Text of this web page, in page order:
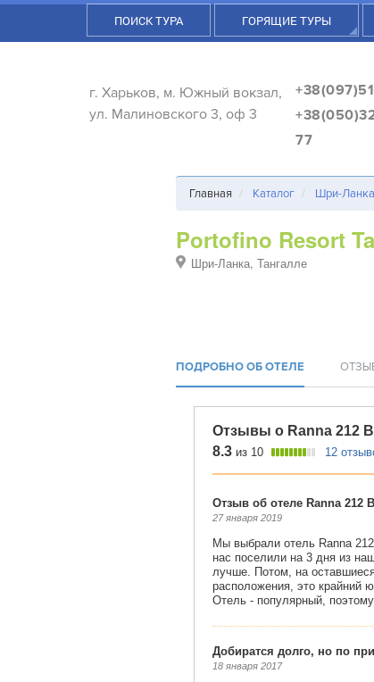
ПОИСК ТУРА ГОРЯЩИЕ ТУРЫ
г. Харьков, м. Южный вокзал,
ул. Малиновского 3, оф 3
77
Главная Каталог Шри-Ланка
Portofino Resort
Шри-Ланка, Тангалле
ПОДРОБНО ОБ ОТЕЛЕ